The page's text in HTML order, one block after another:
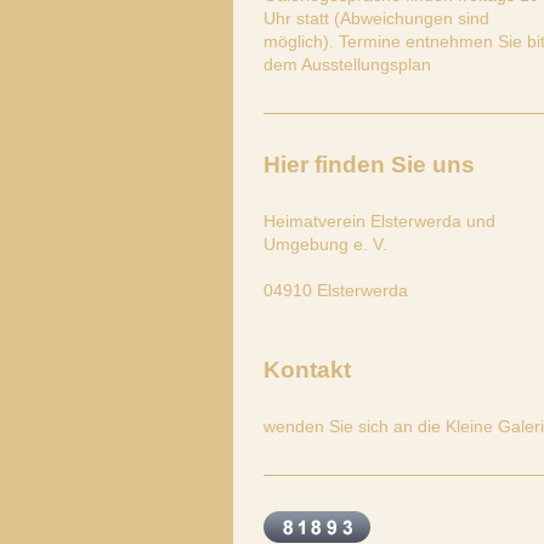
Uhr statt (Abweichungen sind
möglich). Termine entnehmen Sie
dem Ausstellungsplan
Hier finden Sie uns
Heimatverein Elsterwerda und
Umgebung e. V.
04910 Elsterwerda
Kontakt
wenden Sie sich an die Kleine